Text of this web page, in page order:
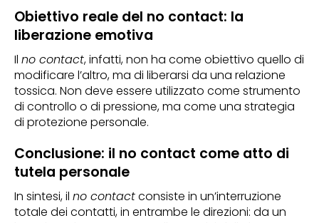
Obiettivo reale del no contact: la
liberazione emotiva
Il no contact, infatti, non ha come obiettivo quello di
modificare l’altro, ma di liberarsi da una relazione
tossica. Non deve essere utilizzato come strumento
di controllo o di pressione, ma come una strategia
di protezione personale.
Conclusione: il no contact come atto di
tutela personale
In sintesi, il no contactconsiste in un’interruzione
totale dei contatti, in entrambe le direzioni: da un